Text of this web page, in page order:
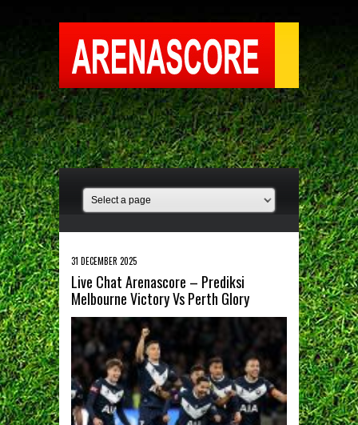
31 DECEMBER 2025
Live Chat Arenascore – Prediksi
Melbourne Victory Vs Perth Glory